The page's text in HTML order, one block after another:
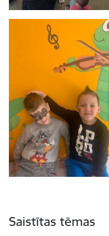
Saistītas tēmas